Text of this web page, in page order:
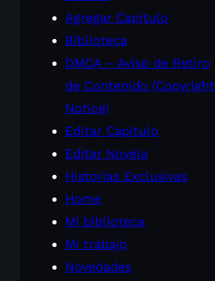
Agregar Capítulo
Biblioteca
DMCA – Aviso de Retiro
de Contenido (Copyright
Notice)
Editar Capitulo
Editar Novela
Historias Exclusivas
Home
Mi biblioteca
Mi trabajo
Novedades